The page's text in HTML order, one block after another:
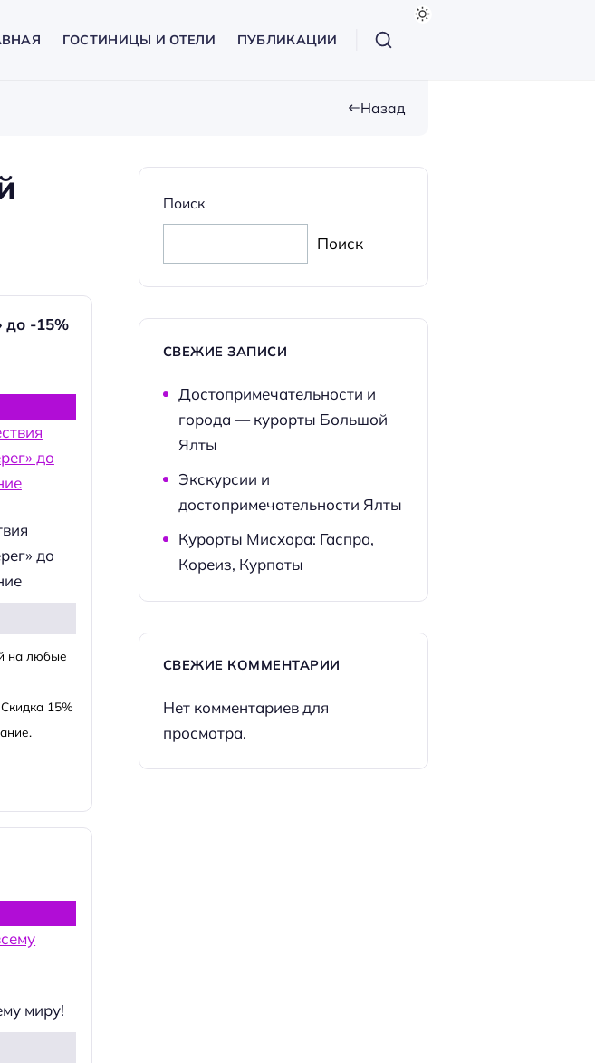
ГОСТИНИЦЫ И ОТЕЛИ ПУБЛИКАЦИИ
Назад
до -15%
до
на любые
15%
миру!
Поиск
Поиск
СВЕЖИЕ ЗАПИСИ
Достопримечательности и
города — курорты Большой
Ялты
Экскурсии и
достопримечательности Ялты
Курорты Мисхора: Гаспра,
Кореиз, Курпаты
СВЕЖИЕ КОММЕНТАРИИ
Нет комментариев для
просмотра.